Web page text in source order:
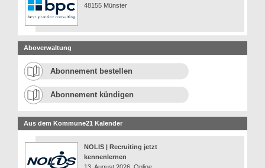
48155 Münster
Aboverwaltung
Abonnement bestellen
Abonnement kündigen
Aus dem Kommune21 Kalender
NOLIS | Recruiting jetzt
kennenlernen